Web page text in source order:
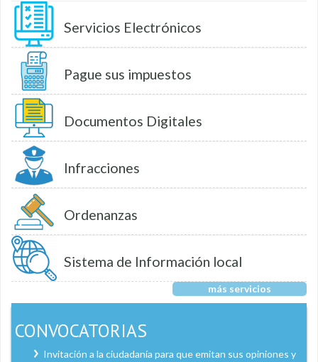
Servicios Electrónicos
Pague sus impuestos
Documentos Digitales
Infracciones
Ordenanzas
Sistema de Información local
más servicios
CONVOCATORIAS
Invitación a la ciudadanía para que emitan sus opiniones y